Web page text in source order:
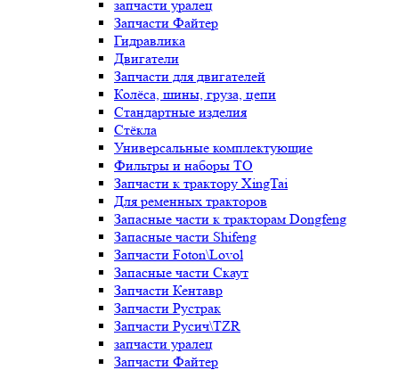
запчасти уралец
Запчасти Файтер
Гидравлика
Двигатели
Запчасти для двигателей
Колёса, шины, груза, цепи
Стандартные изделия
Стёкла
Универсальные комплектующие
Фильтры и наборы ТО
Запчасти к трактору XingTai
Для ременных тракторов
Запасные части к тракторам Dongfeng
Запасные части Shifeng
Запчасти Foton\Lovol
Запасные части Скаут
Запчасти Кентавр
Запчасти Рустрак
Запчасти Русич\TZR
запчасти уралец
Запчасти Файтер